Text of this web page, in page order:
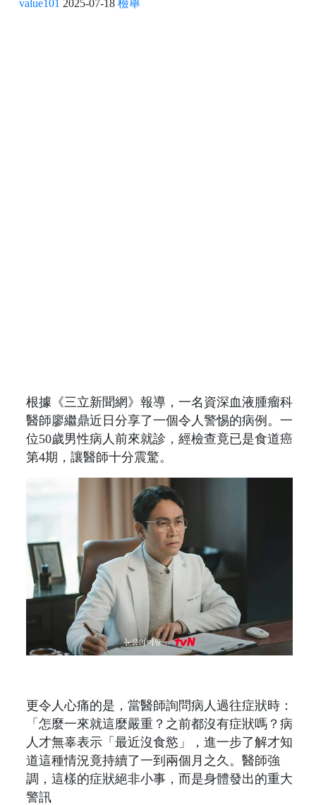
value101 2025-07-18 檢舉
根據《三立新聞網》報導，一名資深血液腫瘤科
醫師廖繼鼎近日分享了一個令人警惕的病例。一
位50歲男性病人前來就診，經檢查竟已是食道癌
第4期，讓醫師十分震驚。
更令人心痛的是，當醫師詢問病人過往症狀時：
「怎麼一來就這麼嚴重？之前都沒有症狀嗎？病
人才無辜表示「最近沒食慾」，進一步了解才知
道這種情況竟持續了一到兩個月之久。醫師強
調，這樣的症狀絕非小事，而是身體發出的重大
警訊